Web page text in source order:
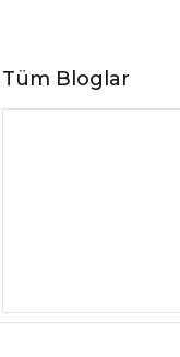
Tüm Bloglar